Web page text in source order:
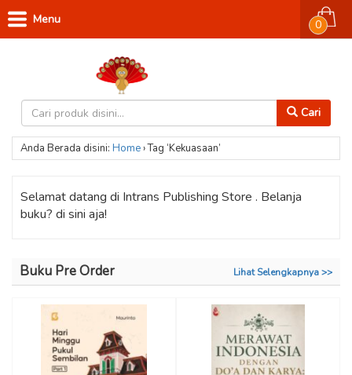
Cari
0
Menu
Anda Berada disini: Home›Tag ‘Kekuasaan’
Selamat datang di Intrans Publishing Store . Belanja
buku? di sini aja!
Buku Pre Order Lihat Selengkapnya >>